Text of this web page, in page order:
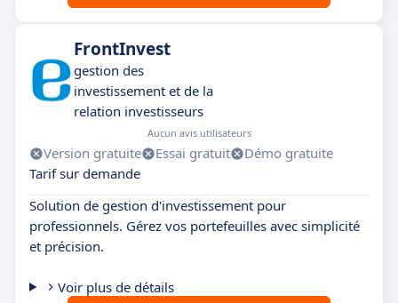
FrontInvest
gestion des
investissement et de la
relation investisseurs
Aucun avis utilisateurs
Version gratuite Essai gratuit
Démo gratuite
Tarif sur demande
Solution de gestion d'investissement pour
professionnels. Gérez vos portefeuilles avec simplicité
et précision.
Voir plus de détails